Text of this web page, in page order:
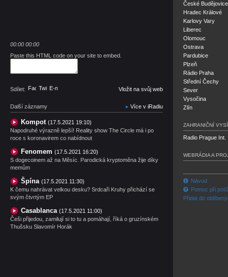
00:00 00:00
Paste this HTML code on your site to embed.
Sdílet: Facebook
TwitterE-mail Vložit na svůj web
Další záznamy Více v iRadiu
Kompot (17.5.2021 19:10)
Napodruhé výrazně lepší! Reality show The Circle má i po
roce s koronavirem co nabídnout
Fenomem (17.5.2021 16:20)
S dogecoinem až na Měsíc. Parodická kryptoměna žije díky
memům
Špína (17.5.2021 11:30)
K čemu nahrávat velkou desku? Srdcaři Kruhy přichází se
svým čtvrtým EP
Casablanca (17.5.2021 11:00)
Češi přijedou, zamilují si to tu a pomáhají, říká o gruzínském
Thušsku Slavomír Horák
České Budějovice
Hradec Králové
Karlovy Vary
Liberec
Olomouc
Ostrava
Pardubice
Plzeň
Rádio Praha
Střední Čechy
Sever
Vysočina
Zlín
ZAHRANIČNÍ
Radio Prague Int.
WEBRÁDIA A
Návod
Pomoc při
Přidat do